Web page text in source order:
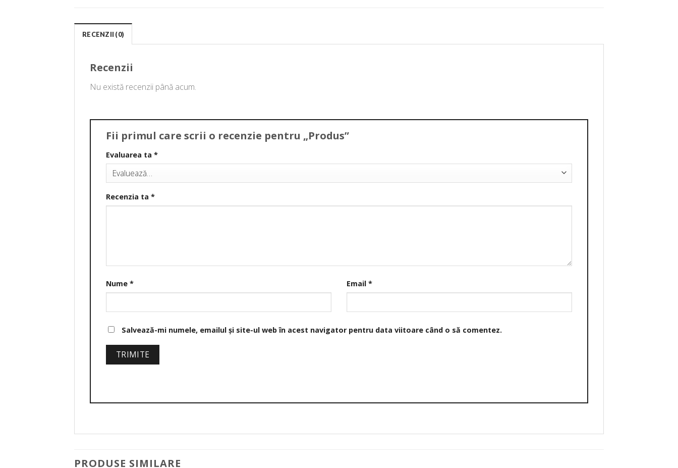
RECENZII (0)
Recenzii
Nu există recenzii până acum.
Fii primul care scrii o recenzie pentru „Produs”
Evaluarea ta *
Recenzia ta *
Nume * Email *
Salvează-mi numele, emailul și site-ul web în acest navigator pentru data viitoare când o să comentez.
PRODUSE SIMILARE